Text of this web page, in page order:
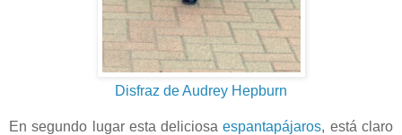
Disfraz de Audrey Hepburn
En segundo lugar esta deliciosaespantapájaros, está claro